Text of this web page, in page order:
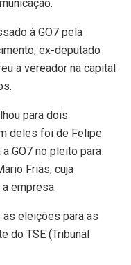
à GO7 pela
ex-deputado
a vereador na capital
para dois
deles foi de Felipe
GO7 no pleito para
Frias, cuja
empresa.
eleições para as
do TSE (Tribunal